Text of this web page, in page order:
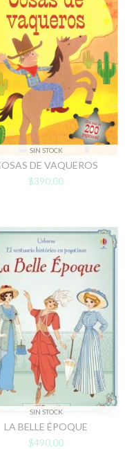
SIN STOCK
DE VAQUEROS
$390,00
SIN STOCK
LA BELLE ÉPOQUE
$490,00